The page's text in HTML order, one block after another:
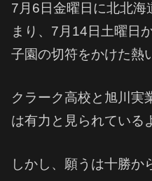
7月6日金曜日に北北
まり、7月14日土曜日
子園の切符をかけた熱
クラーク高校と旭川実
は有力と見られている
しかし、願うは十勝か